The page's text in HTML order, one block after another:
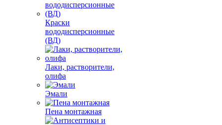
Краски
вододисперсионные
(ВД)
Лаки, растворители,
олифа
Эмали
Пена монтажная